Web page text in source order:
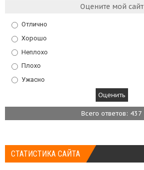
Оцените мой сайт
Отлично
Хорошо
Неплохо
Плохо
Ужасно
Всего ответов: 437
СТАТИСТИКА САЙТА